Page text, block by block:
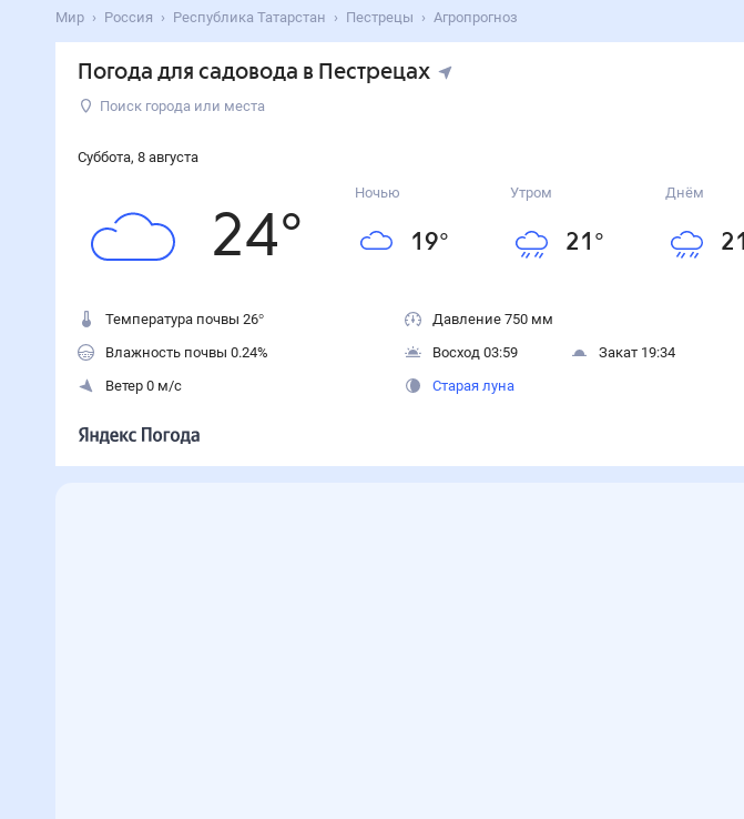
Мир Россия Республика Татарстан Пестрецы Агропрогноз
Погода для садовода в Пестрецах
Поиск города или места
Суббота, 8 августа
24°
Ночью
19°
Утром
21 °
Днём
21
Температура почвы 26°
Влажность почвы 0.24%
Ветер 0 м/с
Давление 750 мм
Восход 03:59
Закат 19:34
Старая луна